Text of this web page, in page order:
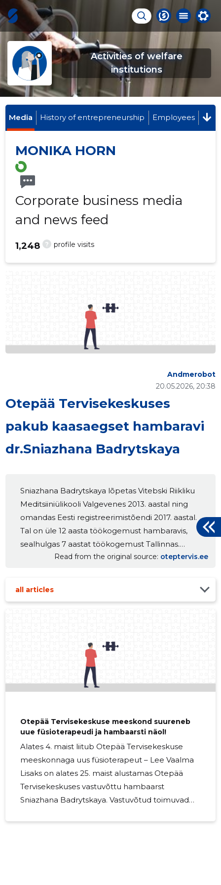
Activities of welfare
institutions
Media History of entrepreneurship Employees
MONIKA HORN
Corporate business media
and news feed
? profile visits
1,248
Otepää Tervisekeskuses
pakub kaasaegset hambaravi
dr.Sniazhana Badrytskaya
20.05.2026, 20:38
Andmerobot
Sniazhana Badrytskaya lõpetas Vitebski Riikliku
Meditsiiniülikooli Valgevenes 2013. aastal ning
omandas Eesti registreerimistõendi 2017. aastal.
Tal on üle 12 aasta töökogemust hambaravis,
sealhulgas 7 aastat töökogemust Tallinnas.
Sniazhana tegeleb terapeutilise, proteetilise ja
oluliseks individuaalset lähenemist, põhjalikku
hambaravi ei tähenda ainult hammaste ravi,
Read from the original source oteptervis.ee
all articles
Otepää Tervisekeskuse meeskond suureneb
uue füsioterapeudi ja hambaarsti näol!
Alates 4. maist liitub Otepää Tervisekeskuse
meeskonnaga uus füsioterapeut – Lee Vaalma
Lisaks on alates 25. maist alustamas Otepää
Tervisekeskuses vastuvõttu hambaarst
Sniazhana Badrytskaya. Vastuvõtud toimuvad